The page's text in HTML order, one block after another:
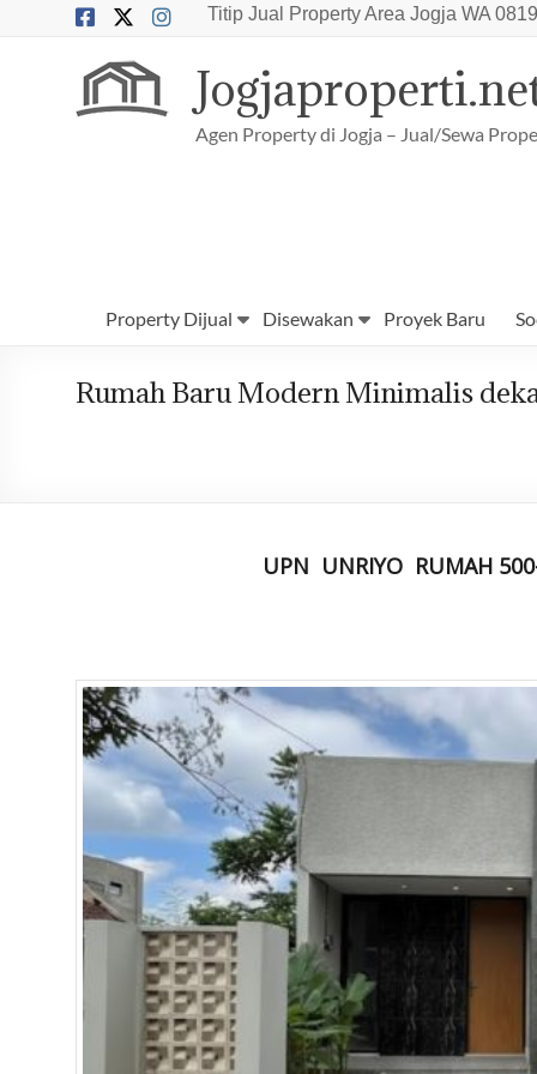
Titip Jual Property Area Jogja WA
Agen Property di Jogja – Jual/Sewa
Property Dijual Disewakan Proyek Baru
Rumah Baru Modern Minimalis
RUMAH
UNRIYO
UPN